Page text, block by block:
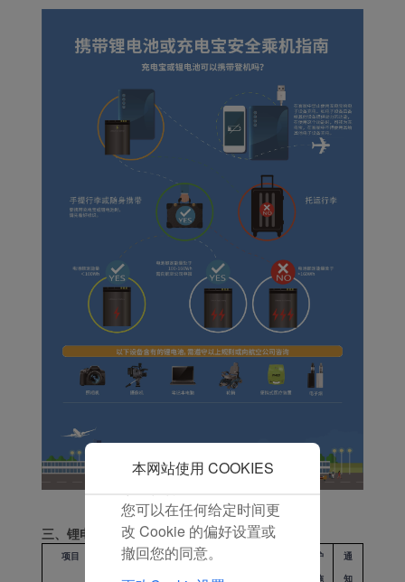
三、锂电池和锂电池驱动设备作为行李运输一览表
项目 额定能量或锂
含量限制
行李
类型
保护
措施
通
知
本网站使用 COOKIES
Xiamenair.com使用功能
型和分析型Cookie 来确
保我们的网站正常运行，
并为您提供最佳的用户体
验。 使用本网站，功能型
和分析型Cookie将被安装
在您的浏览器中。
在您的同意下，我们还将
使用营销Cookie (i) 分析
我们的营销绩效 (ii) 个性
化我们广告中的优惠信
息。 通过放置这些
Cookie，厦门航空和第三
方可以跟踪您的互联网行
为以使我们的内容和广告
与您的兴趣更加契合。
放置所有的营销Cookie。
点击“拒绝”，我们将不会
您可以在任何给定时间更
改 Cookie 的偏好设置或
撤回您的同意。